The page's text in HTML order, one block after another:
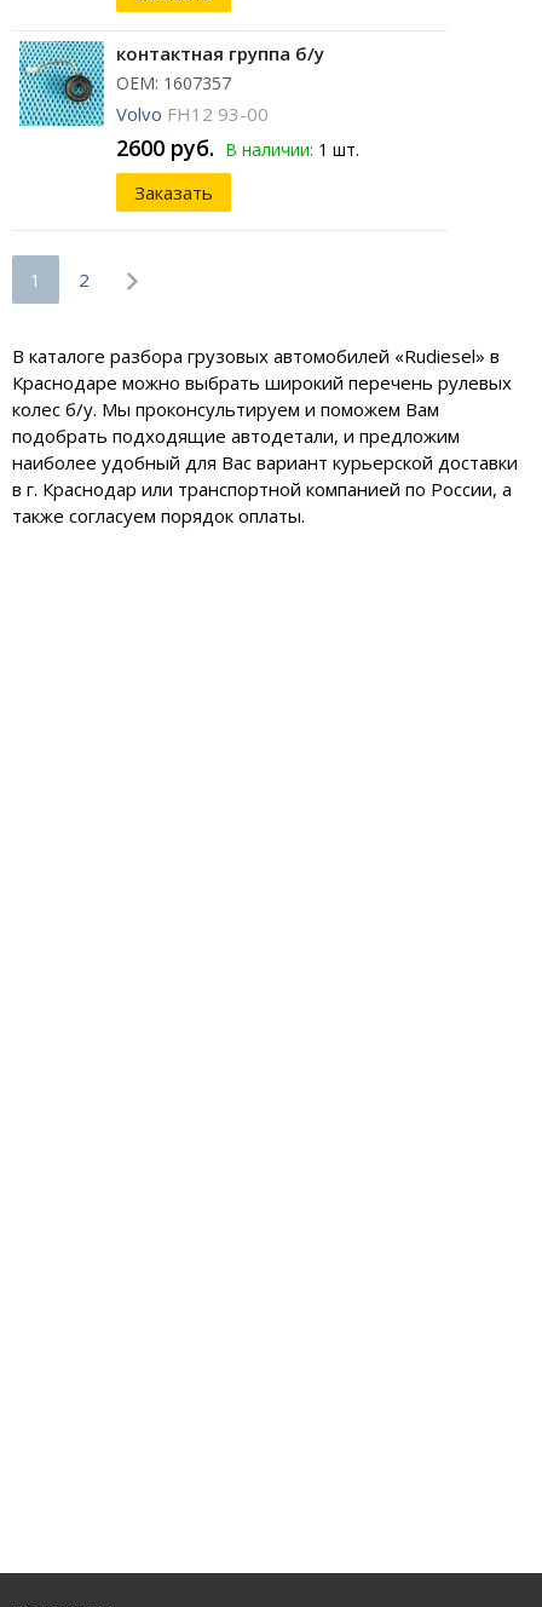
контактная группа б/у
ОЕМ: 1607357
Volvo FH12 93-00
2600 руб. В наличии: 1 шт.
Заказать
1 2
В каталоге разбора грузовых автомобилей «Rudiesel» в
Краснодаре можно выбрать широкий перечень рулевых
колес б/у. Мы проконсультируем и поможем Вам
подобрать подходящие автодетали, и предложим
наиболее удобный для Вас вариант курьерской доставки
в г. Краснодар или транспортной компанией по России, а
также согласуем порядок оплаты.